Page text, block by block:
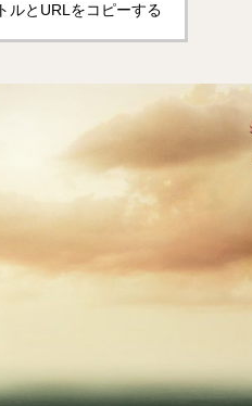
ルとURLをコピーする